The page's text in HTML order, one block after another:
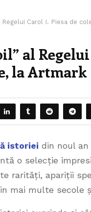
Carol I. Piesa de
al
la Artmark
istoriei din noul
o selecție
rarități, apariții
mai multe secole